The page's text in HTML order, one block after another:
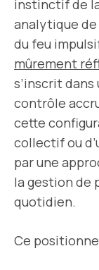
instinctif de
analytique de
du feu
mûrement
s’inscrit
contrôle
cette
collectif ou
par une
la gestion de
quotidien.
Ce